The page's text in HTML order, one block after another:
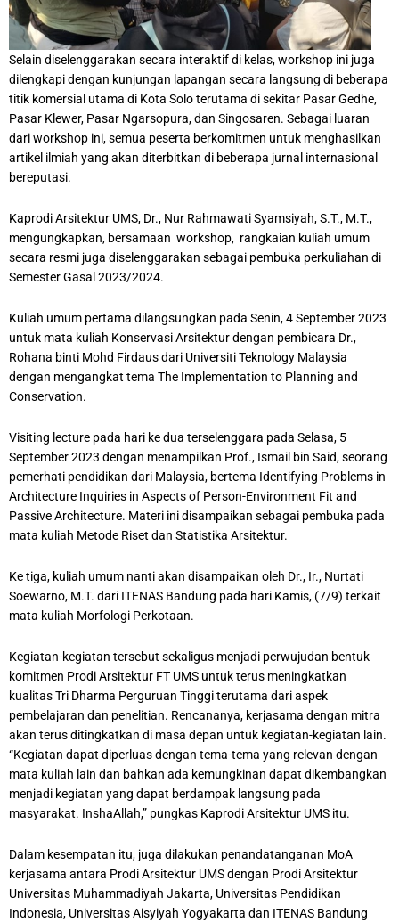
Selain diselenggarakan secara interaktif di kelas, workshop ini juga
dilengkapi dengan kunjungan lapangan secara langsung di beberapa
titik komersial utama di Kota Solo terutama di sekitar Pasar Gedhe,
Pasar Klewer, Pasar Ngarsopura, dan Singosaren. Sebagai luaran
dari workshop ini, semua peserta berkomitmen untuk menghasilkan
artikel ilmiah yang akan diterbitkan di beberapa jurnal internasional
bereputasi.
Kaprodi Arsitektur UMS, Dr., Nur Rahmawati Syamsiyah, S.T., M.T.,
mengungkapkan, bersamaan workshop, rangkaian kuliah umum
secara resmi juga diselenggarakan sebagai pembuka perkuliahan di
Semester Gasal 2023/2024.
Kuliah umum pertama dilangsungkan pada Senin, 4 September 2023
untuk mata kuliah Konservasi Arsitektur dengan pembicara Dr.,
Rohana binti Mohd Firdaus dari Universiti Teknology Malaysia
dengan mengangkat tema The Implementation to Planning and
Conservation.
Visiting lecture pada hari ke dua terselenggara pada Selasa, 5
September 2023 dengan menampilkan Prof., Ismail bin Said, seorang
pemerhati pendidikan dari Malaysia, bertema Identifying Problems in
Architecture Inquiries in Aspects of Person-Environment Fit and
Passive Architecture. Materi ini disampaikan sebagai pembuka pada
mata kuliah Metode Riset dan Statistika Arsitektur.
Ke tiga, kuliah umum nanti akan disampaikan oleh Dr., Ir., Nurtati
Soewarno, M.T. dari ITENAS Bandung pada hari Kamis, (7/9) terkait
mata kuliah Morfologi Perkotaan.
Kegiatan-kegiatan tersebut sekaligus menjadi perwujudan bentuk
komitmen Prodi Arsitektur FT UMS untuk terus meningkatkan
kualitas Tri Dharma Perguruan Tinggi terutama dari aspek
pembelajaran dan penelitian. Rencananya, kerjasama dengan mitra
akan terus ditingkatkan di masa depan untuk kegiatan-kegiatan lain.
“Kegiatan dapat diperluas dengan tema-tema yang relevan dengan
mata kuliah lain dan bahkan ada kemungkinan dapat dikembangkan
menjadi kegiatan yang dapat berdampak langsung pada
masyarakat. InshaAllah,” pungkas Kaprodi Arsitektur UMS itu.
Dalam kesempatan itu, juga dilakukan penandatanganan MoA
kerjasama antara Prodi Arsitektur UMS dengan Prodi Arsitektur
Universitas Muhammadiyah Jakarta, Universitas Pendidikan
Indonesia, Universitas Aisyiyah Yogyakarta dan ITENAS Bandung